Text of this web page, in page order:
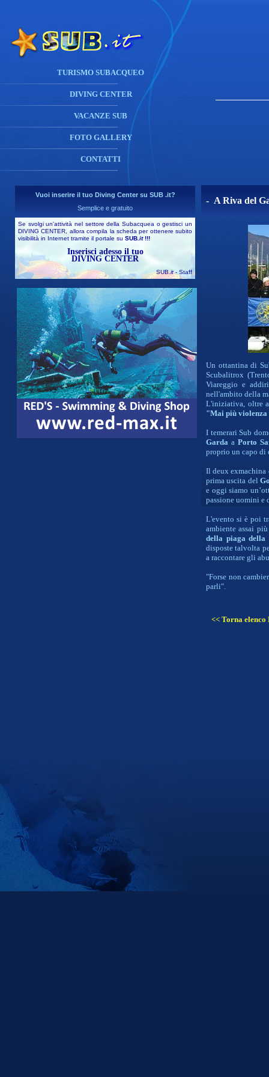
TURISMO SUBACQUEO
DIVING CENTER
VACANZE SUB
FOTO GALLERY
CONTATTI
Vuoi inserire il tuo Diving Center su SUB .it?
Semplice e gratuito
Se svolgi un'attività nel settore della Subacquea o gestisci un
DIVING CENTER, allora compila la scheda per ottenere subito
visibilità in Internet tramite il portale su SUB .it!!!
Inserisci adesso il tuo
DIVING CENTER
SUB.it- Staff
- A Riva del
Un ottantina di
Scubalitrox
Viareggio e
nell'ambito della
L'iniziativa, oltre
"Mai più violenza
I temerari Sub
Garda a Porto
proprio un capo di
Il deux exmachina
prima uscita del
e oggi siamo
passione uomini e
L'evento si è poi
ambiente assai
della piaga della
disposte talvolta
a raccontare gli
"Forse non
parli".
<< Torna